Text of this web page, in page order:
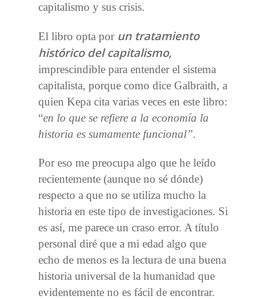
capitalismo y sus crisis.
El libro opta por un tratamiento
histórico del capitalismo,
imprescindible para entender el sistema
capitalista, porque como dice Galbraith, a
quien Kepa cita varias veces en este libro:
“en lo que se refiere a la economía la
historia es sumamente funcional”.
Por eso me preocupa algo que he leído
recientemente (aunque no sé dónde)
respecto a que no se utiliza mucho la
historia en este tipo de investigaciones. Si
es así, me parece un craso error. A título
personal diré que a mi edad algo que
echo de menos es la lectura de una buena
historia universal de la humanidad que
evidentemente no es fácil de encontrar.